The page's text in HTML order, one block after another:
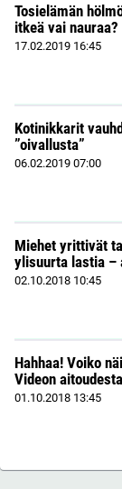
Tosielämän
itkeä vai nauraa?
17.02.2019 16:45
Kotinikkarit
”oivallusta”
06.02.2019 07:00
Miehet yrittivät
ylisuurta lastia –
02.10.2018 10:45
Hahhaa! Voiko
Videon
01.10.2018 13:45